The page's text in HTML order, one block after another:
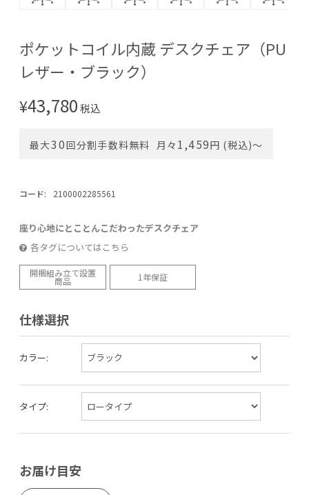
ポケットコイル内蔵 デスクチェア（PU
レザー・ブラック）
¥43,780税込
最大30回分割手数料無料 月々 1,459円 (税込)〜
コード: 2100002285561
座り心地にとことんこだわったデスクチェア
各タグについてはこちら
開梱組み立て設置
商品 1年保証
仕様選択
カラー:
タイプ:
お届け目安